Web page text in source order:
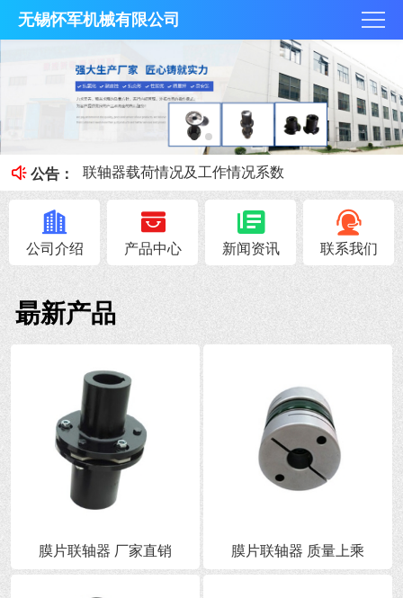
无锡怀军机械有限公司
公告：
梅花联轴器究竟是什么？
膜片联轴器的优点，你知道吗？
联轴器载荷情况及工作情况系数
联轴器安全性能避免与轴抱死的情况
公司介绍 产品中心 新闻资讯 联系我们
朂新产品
膜片联轴器 厂家直销 膜片联轴器 质量上乘